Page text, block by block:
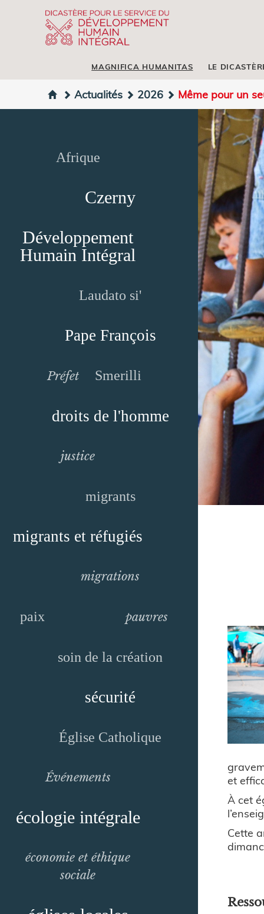
MAGNIFICA HUMANITAS LE
Actualités 2026 Même pour un
Afrique
Czerny
Développement
Humain Intégral
Laudato si'
Pape François
Préfet Smerilli
droits de l'homme
justice
migrants
migrants et réfugiés
migrations
paix pauvres
soin de la création
sécurité
Église Catholique
Événements
écologie intégrale
économie et éthique
sociale
et
À cet
Cette